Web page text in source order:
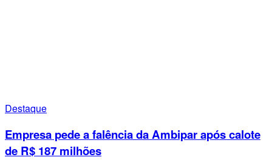
Destaque
Empresa pede a falência da Ambipar após calote
de R$ 187 milhões